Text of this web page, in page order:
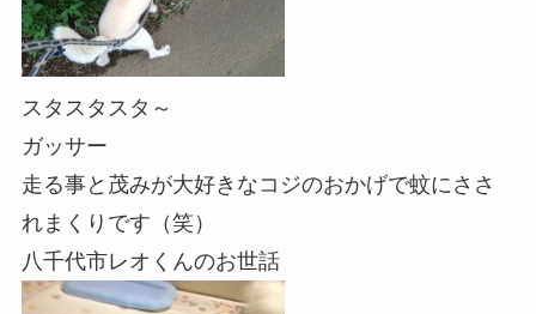
スタスタスタ～
ガッサー
走る事と茂みが大好きなコジのおかげで蚊にささ
れまくりです（笑）
八千代市レオくんのお世話